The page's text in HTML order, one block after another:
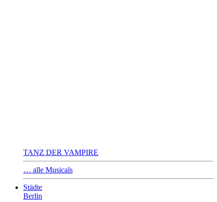
TANZ DER VAMPIRE
… alle Musicals
Städte
Berlin